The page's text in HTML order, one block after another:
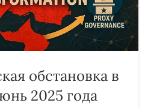
обстановка в
2025 года